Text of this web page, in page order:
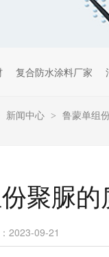
复合防水涂料厂家
新闻中心 > 鲁蒙单组
聚脲
2023-09-21